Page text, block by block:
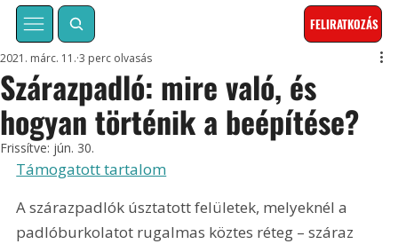
FELIRATKOZÁS
Szárazpadló: mire való, és
hogyan történik a beépítése?
2021. márc. 11. 3 perc olvasás
Frissítve: jún. 30.
Támogatott tartalom
A szárazpadlók úsztatott felületek, melyeknél a
padlóburkolatot rugalmas köztes réteg – száraz